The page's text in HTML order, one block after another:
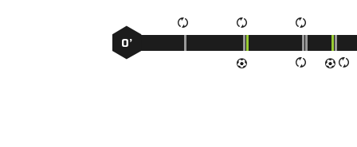
0’